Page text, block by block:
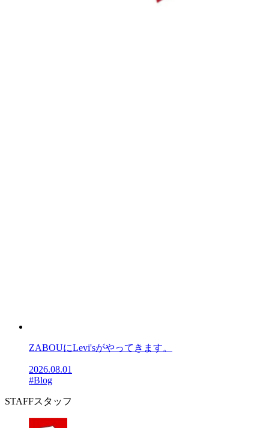
ZABOUにLevi'sがやってきます。
2026.08.01
#Blog
STAFFスタッフ